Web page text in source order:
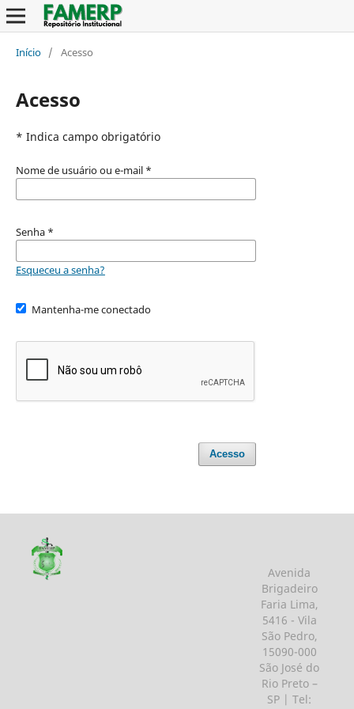
Início / Acesso
Acesso
* Indica campo obrigatório
Nome de usuário ou e-mail *
Senha *
Esqueceu a senha?
Mantenha-me conectado
Acesso
Avenida
Brigadeiro
Faria Lima,
5416 - Vila
São Pedro,
15090-000
São José do
Rio Preto –
SP | Tel: